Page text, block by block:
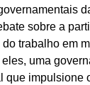
sobre a
trabalho em
eles, uma
que impulsione